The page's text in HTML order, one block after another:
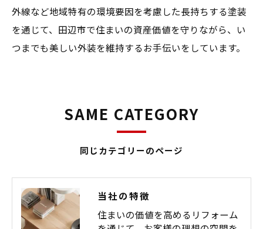
外線など地域特有の環境要因を考慮した長持ちする塗装
を通じて、田辺市で住まいの資産価値を守りながら、い
つまでも美しい外装を維持するお手伝いをしています。
同じカテゴリーのページ
SAME CATEGORY
当社の特徴
住まいの価値を高めるリフォーム